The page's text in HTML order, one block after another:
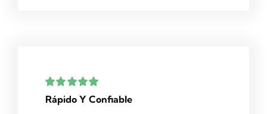
Rápido Y Confiable